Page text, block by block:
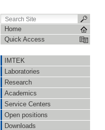
Home
Quick Access
IMTEK
Laboratories
Research
Academics
Service Centers
Open positions
Downloads